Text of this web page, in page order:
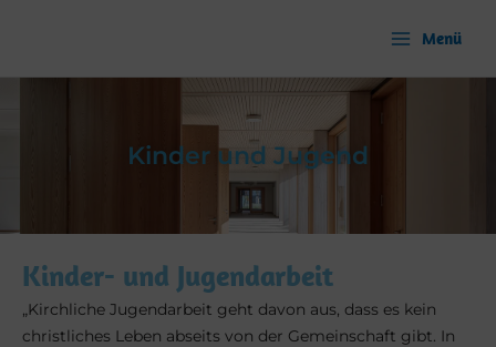
Menü
Kinder und Jugend
Kinder- und Jugendarbeit
„Kirchliche Jugendarbeit geht davon aus, dass es kein
christliches Leben abseits von der Gemeinschaft gibt. In